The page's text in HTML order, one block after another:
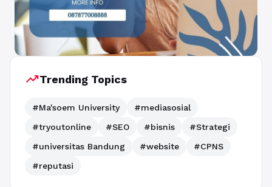
trending_upTrending Topics
#Ma'soem University
#mediasosial
#tryoutonline
#SEO #bisnis
#Strategi
#universitas Bandung
#website
#CPNS
#reputasi